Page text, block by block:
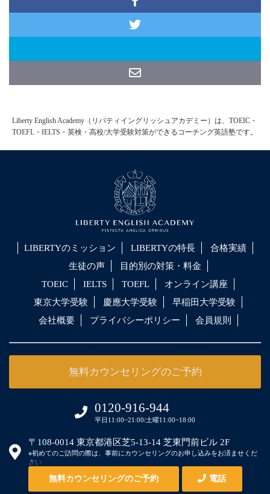
無料カウンセリングのご予約 電話
Liberty English Academy（リバティイングリッシュアカデミー）は、TOEIC・
TOEFL・IELTS・英検・高校/大学受験対策ができるコーチング英語塾です。
LIBERTYのミッション LIBERTYの特長
合格実績
生徒の声
目的別の対策・料金
TOEIC
IELTS TOEFL
オンライン講座
東京大学受験
慶應大学受験
早稲田大学受験
会社概要
プライバシーポリシー 会員規則
無料カウンセリングのご予約
0120-916-944
平日11:00~21:00/土曜11:00~18:00
〒108-0014 東京都港区芝5-13-14 芝東門前ビル 2F
※初めてのご訪問の際は、事前にカウンセリングのお申し込みをお済ませくだ
さい